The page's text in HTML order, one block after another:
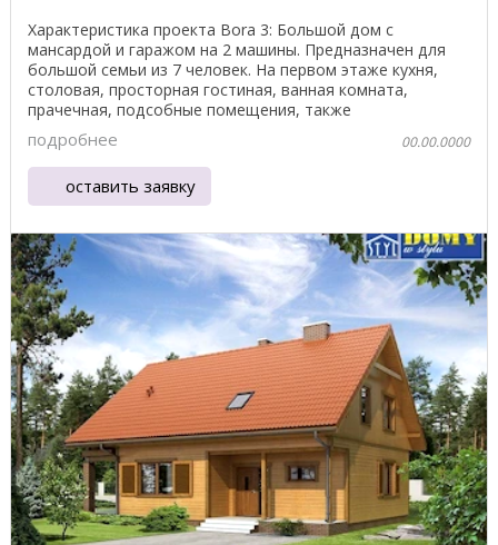
Характеристика проекта Bora 3: Большой дом с
мансардой и гаражом на 2 машины. Предназначен для
большой семьи из 7 человек. На первом этаже кухня,
столовая, просторная гостиная, ванная комната,
прачечная, подсобные помещения, также
предусматривается ...
подробнее 00.00.0000
оставить заявку